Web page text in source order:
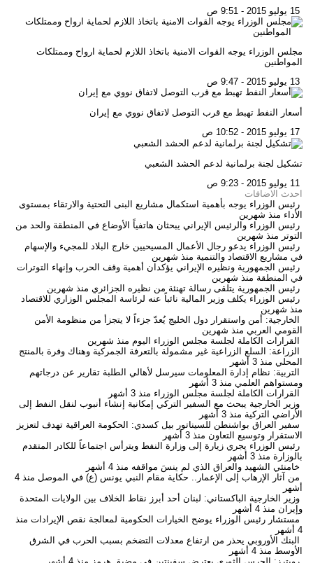
مجلس الوزراء يوجه القوات الامنية باتخاذ اللازم لحماية ارواح وممتلكات
المواطنين
أسعار النفط تهبط مع قرب التوصل لاتفاق نووي مع إيران
تشكيل لجنة برلمانية لدعم الحشد الشعبي
احدث الاضافات
رئيس الوزراء يوجه بأهمية استكمال مشاريع البنى التحتية والارتقاء بمستوى
الأداء منذ شهرين
رئيس الوزراء والرئيس الإيراني يبحثان هاتفياً الأوضاع في المنطقة والحد من
التوتر منذ شهرين
رئيس الوزراء يدعو رجال الأعمال المسيحيين خارج البلاد للمجيء والإسهام
في مشاريع الاقتصاد والتنمية منذ شهرين
رئيس الجمهورية ونظيره الإيراني يؤكدان أهمية وقف الحرب وإنهاء التوترات
في المنطقة منذ شهرين
رئيس الجمهورية يتلقى رسالة تهنئة من نظيره الجزائري منذ شهرين
رئيس الوزراء يكلف وزير المالية نائباً عنه لرئاسة المجلس الوزاري للاقتصاد
منذ شهرين
الخارجية: أمن واستقرار دول الخليج يُعدّ جزءاً لا يتجزأ من منظومة الأمن
القومي العربي منذ شهرين
القرارات الكاملة لجلسة مجلس الوزراء اليوم منذ شهرين
الزراعة: السلع الزراعية غير مشمولة بالتعرفة الجمركية وهناك وفرة بالمنتج
المحلي منذ 3 أشهر
التربية: نظام إدارة المعلومات سيرسل لأهالي الطلبة تقارير عن درجاتهم
ومستواهم العلمي منذ 3 أشهر
القرارات الكاملة لجلسة مجلس الوزراء منذ 3 أشهر
وزير الخارجية يبحث مع السفير التركي إمكانية إنشاء أنبوب لنقل النفط إلى
الأراضي التركية منذ 3 أشهر
سفير العراق بواشنطن للسيناتور بيل كسدي: الحكومة العراقية تهدف لتعزيز
الاستقرار وتوسيع التعاون منذ 3 أشهر
رئيس الوزراء يجري زيارة إلى وزارة النفط ويترأس اجتماعاً للكادر المتقدم
بالوزارة منذ 3 أشهر
خامنئي الشهيد والعراق الذي لم ينسَ مواقفه منذ 4 أشهر
من آثار الإرهاب إلى الإعمار.. حكاية مقام النبي يونس (ع) في الموصل
منذ 4
أشهر
وزير الخارجية الباكستاني: لبنان أحد أبرز نقاط الخلاف بين الولايات المتحدة
وإيران منذ 4 أشهر
مستشار رئيس الوزراء يوضح الخيارات الحكومية لمعالجة نقص الإيرادات منذ
4 أشهر
البنك الأوروبي يحذر من ارتفاع معدلات التضخم بسبب الحرب في الشرق
الأوسط منذ 4 أشهر